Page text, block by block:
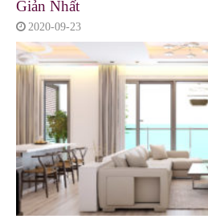
Giản Nhất
2020-09-23